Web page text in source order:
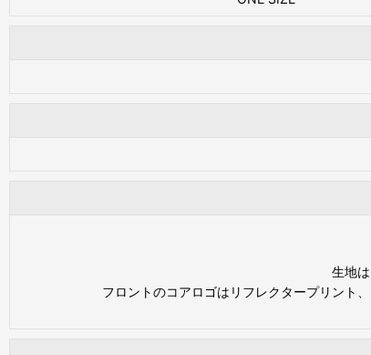
生地
フロントのコアロゴはリフレクタープリント